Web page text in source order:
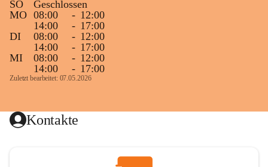
SO
Geschlossen
MO 08:00 - 12:00
14:00
- 17:00
DI
08:00 - 12:00
14:00
- 17:00
MI
08:00 - 12:00
14:00
- 17:00
Zuletzt bearbeitet: 07.05.2026
Kontakte